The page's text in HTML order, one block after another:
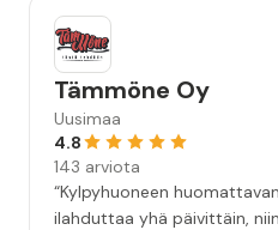
Tämmöne Oy
Uusimaa
4.8
143 arviota
“Kylpyhuoneen
ilahduttaa yhä päivittäin,